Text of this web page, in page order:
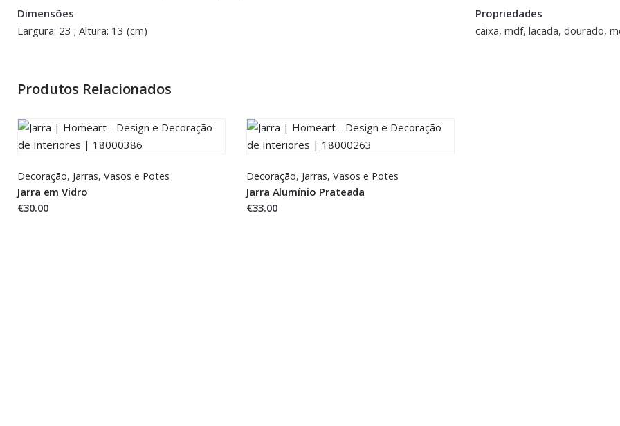
Dimensões
Largura: 23 ; Altura: 13 (cm)
Propriedades
caixa, mdf, lacada, dourado,
Dimensões
Be the first to review “Caixa MDF e metal Dourado – Preta”
You must be <a href="https://www.homeart.pt/minha-conta/">logged in</a> to post a review.
Produtos Relacionados
Decoração, Jarras, Vasos e Potes
Jarra em Vidro
€30.00
Decoração, Jarras, Vasos e Potes
Jarra Alumínio Prateada
€33.00